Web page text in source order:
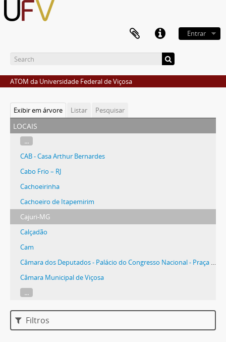
Entrar
ATOM da Universidade Federal de Viçosa
Exibir em árvore Listar Pesquisar
locais
...
CAB - Casa Arthur Bernardes
Cabo Frio – RJ
Cachoeirinha
Cachoeiro de Itapemirim
Cajuri-MG
Calçadão
Cam
Câmara dos Deputados - Palácio do Congresso Nacional - Praça dos Três Poderes Brasília - DF
Câmara Municipal de Viçosa
...
Filtros